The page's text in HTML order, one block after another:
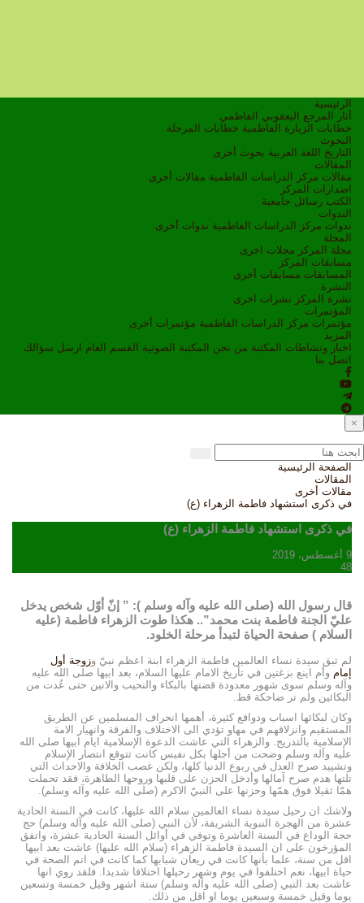
الرئيسية
أثار المرجع اليعقوبي الفاطمي
خطابات الزيارة الفاطمية خطابات المرحلة
البحوث
التاريخ
اللغة العربية بحوث أخرى
المقالات
مقالات مركز الدراسات الفاطمية مقالات أخرى
اصدارات المركز
الكتب رسائل جامعية
الندوات
ندوات مركز الدراسات الفاطمية ندوات أخرى
المجلة
مجلة المركز مجلات اخرى
مسابقات المركز
المسابقات مسابقات أخرى
النشرة
نشرة المركز نشرات اخرى
المؤتمرات
مؤتمرات مركز الدراسات الفاطمية مؤتمرات أخرى
المزيد
اخبار ونشاطات
المكتبة من نحن المكتبة الصوتية القسم العام ارسل سؤالك
اتصل بنا
×
الصفحة الرئيسية
المقالات
مقالات أخرى
في ذكرى استشهاد فاطمة الزهراء (ع)
في ذكرى استشهاد فاطمة الزهراء (ع)
9 أغسطس، 2019
48
قال رسول الله (صلى الله عليه وآله وسلم ): ” إنّ أوّل شخص يدخل
عليّ الجنة فاطمة بنت محمد”.. هکذا طوت الزهراء فاطمة (عليه
السلام ) صفحة الحياة لتبدأ مرحلة الخلود.
لم تبق سيدة نساء العالمين فاطمة الزهراء ابنة اعظم نبيّ وزوجة أول
إمام وأم اينع بزغتين في تأريخ الامام عليها السلام، بعد ابيها صلى الله عليه
وآله وسلم سوى شهور معدودة قضتها بالبكاء والنحيب والانين حتى عُدت من
البكائين ولم تر ضاحكة قط
وكان لبكائها اسباب ودوافع كثيرة، أهمها انحراف المسلمين عن الطريق
المستقيم وانزلاقهم في مهاو تؤدي الى الاختلاف والفرقة وانهيار الامة
الإسلامية بالتدريج. والزهراء التي عاشت الدعوة الإسلامية ايام ابيها صلى الله
عليه وآله وسلم وضحت من أجلها بكل نفيس كانت تتوقع انتصار الإسلام
وتشييد صرح العدل في ربوع الدنيا كلها، ولكن غصب الخلافة والاحداث التي
تلتها هدم صرح آمالها وأدخل الحزن على قلبها وروحها الطاهرة، فقد تحملت
همّا ثقيلا فوق همّها وحزنها على النبيّ الاكرم (صلى الله عليه وآله وسلم).
ولاشك ان رحيل سيدة نساء العالمين سلام الله عليها، كانت في السنة الحادية
عشرة من الهجرة النبوية الشريفة، لأن النبي (صلى الله عليه وآله وسلم) حج
حجة الوداع في السنة العاشرة وتوفي في أوائل السنة الحادية عشرة، واتفق
المؤرخون على ان السيدة فاطمة الزهراء (سلام الله عليها) عاشت بعد ابيها
اقل من سنة، علما بأنها كانت في ريعان شبابها كما كانت في اتم الصحة في
حياة ابيها، نعم اختلفوا في يوم وشهر رحيلها اختلافا شديدا. فلقد روي انها
عاشت بعد النبي (صلى الله عليه وآله وسلم) ستة اشهر وقيل خمسة وتسعين
يوما وقيل خمسة وسبعين يوما او اقل من ذلك